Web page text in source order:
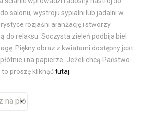
salonu, wystroju sypialni lub jadalni w
rozjaśni aranżację i stworzy
do relaksu. Soczysta zieleń podbija biel
Piękny obraz z kwiatami dostępny jest
i na papierze. Jeżeli chcą Państwo
proszę kliknąćtutaj.